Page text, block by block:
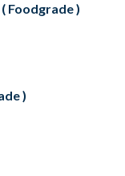
Foodgrade )
)